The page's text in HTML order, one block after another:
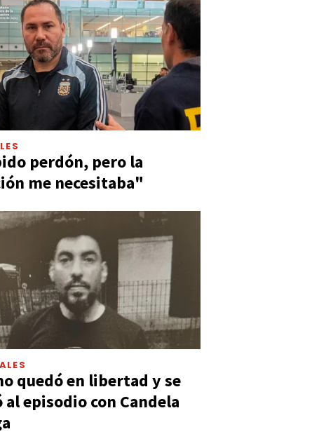
perdón, pero la
me necesitaba"
quedó en libertad y se
episodio con Candela